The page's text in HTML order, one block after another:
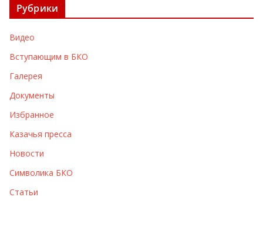
ы
Рубрики
Видео
Вступающим в БКО
Галерея
Документы
Избранное
Казачья пресса
Новости
Символика БКО
Статьи